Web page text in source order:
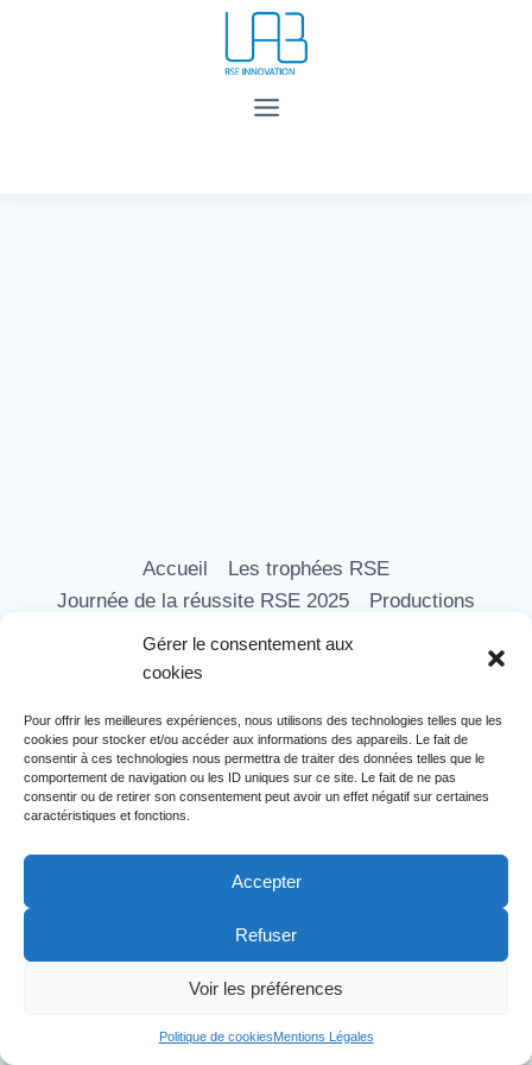
Gérer le consentement aux
cookies
Pour offrir les meilleures expériences, nous utilisons des technologies telles que les
cookies pour stocker et/ou accéder aux informations des appareils. Le fait de
consentir à ces technologies nous permettra de traiter des données telles que le
comportement de navigation ou les ID uniques sur ce site. Le fait de ne pas
consentir ou de retirer son consentement peut avoir un effet négatif sur certaines
caractéristiques et fonctions.
Accepter
Refuser
Voir les préférences
Politique de cookiesMentions Légales
Accueil
Les trophées RSE
Journée de la réussite RSE 2025
Productions
Les formations
Nos vidéos
Adhérer
Mentions légales